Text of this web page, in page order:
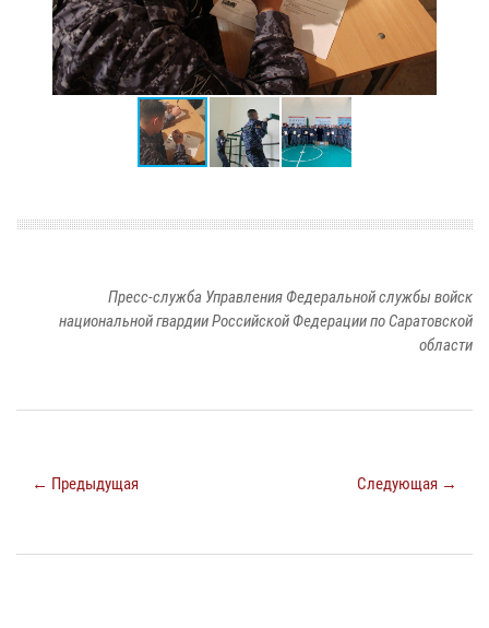
Пресс-служба Управления Федеральной службы войск
национальной гвардии Российской Федерации по Саратовской
области
← Предыдущая Следующая →